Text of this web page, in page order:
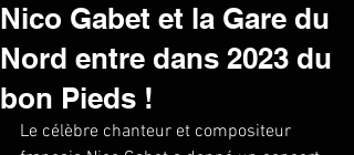
Nico Gabet et la Gare du
Nord entre dans 2023 du
bon Pieds !
Le célèbre chanteur et compositeur